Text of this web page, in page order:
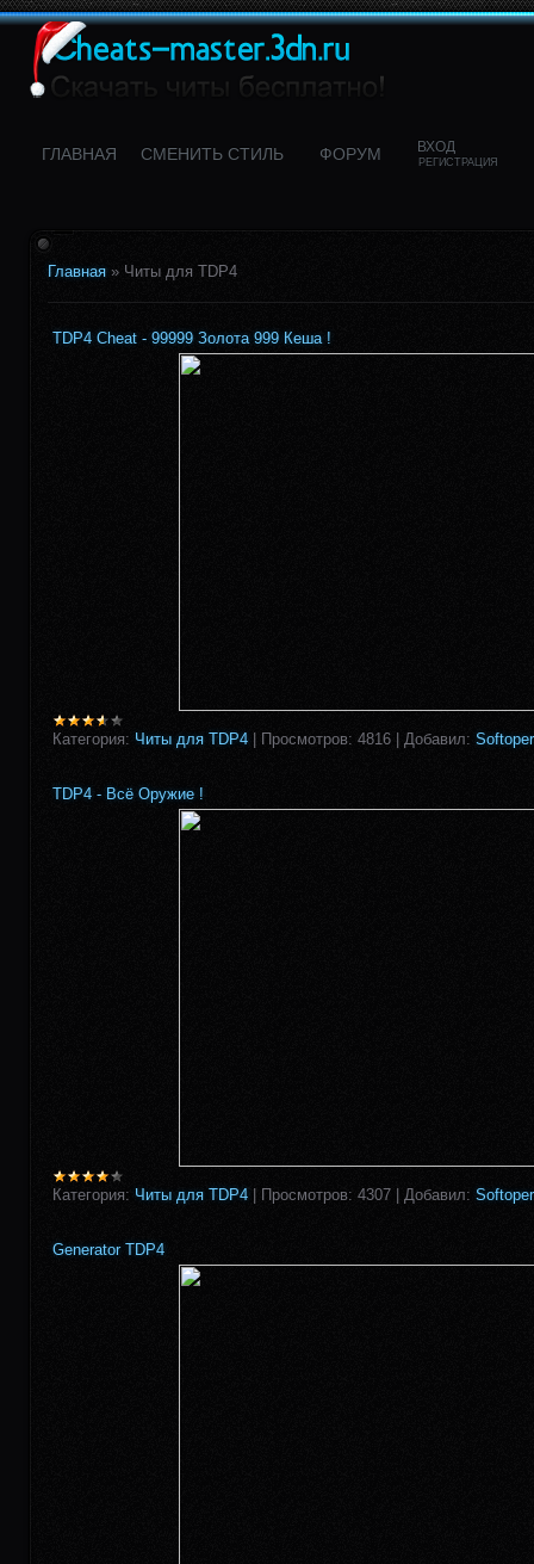
ГЛАВНАЯ CМЕНИТЬ СТИЛЬ ФОРУМ ВХОД
РЕГИСТРАЦИЯ
Главная » Читы для TDP4
TDP4 Cheat - 99999 Золота 999 Кеша !
Категория: Читы для TDP4 Просмотров: 4816 Добавил: Softoper
TDP4 - Всё Оружие !
Категория: Читы для TDP4 Просмотров: 4307 Добавил: Softoper
Generator TDP4